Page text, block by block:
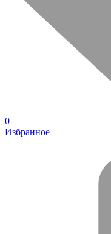
0
Избранное